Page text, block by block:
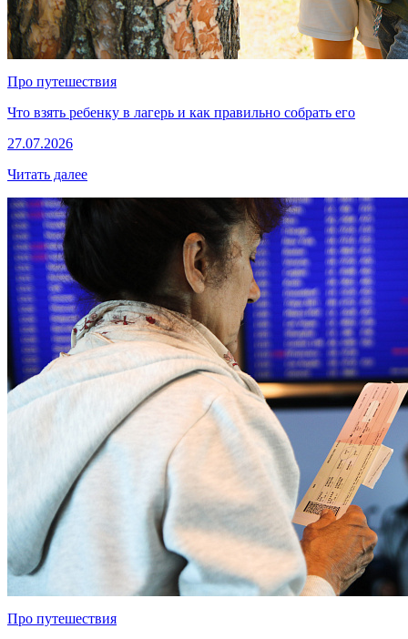
Про путешествия
Что взять ребенку в лагерь и как правильно собрать его
27.07.2026
Читать далее
Про путешествия